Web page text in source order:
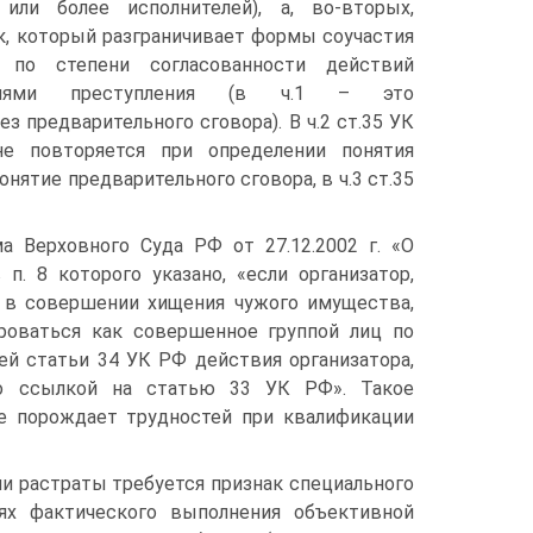
более исполнителей), а, во-вторых,
который разграничивает формы соучастия
по степени согласованности действий
преступления (в ч.1 – это
предварительного сговора). В ч.2 ст.35 УК
повторяется при определении понятия
предварительного сговора, в ч.3 ст.35
Верховного Суда РФ от 27.12.2002 г. «О
8 которого указано, «если организатор,
в совершении хищения чужого имущества,
как совершенное группой лиц по
статьи 34 УК РФ действия организатора,
ссылкой на статью 33 УК РФ». Такое
трудностей при квалификации
растраты требуется признак специального
фактического выполнения объективной